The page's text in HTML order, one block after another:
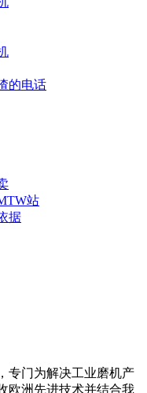
的电话
站
据
专门为解决工业磨机产
欧洲先进技术并结合我